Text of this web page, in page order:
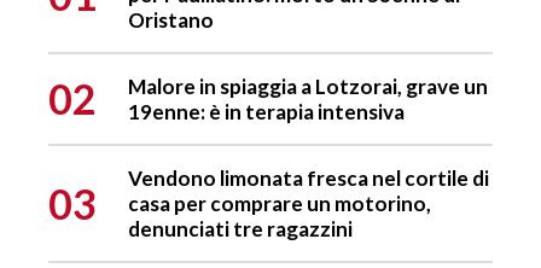
Oristano
02
Malore in spiaggia a Lotzorai, grave un
19enne: è in terapia intensiva
03
Vendono limonata fresca nel cortile di
casa per comprare un motorino,
denunciati tre ragazzini